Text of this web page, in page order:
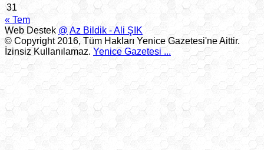
31
« Tem
Web Destek @ Az Bildik - Ali ŞIK
© Copyright 2016, Tüm Hakları Yenice Gazetesi'ne Aittir.
İzinsiz Kullanılamaz. Yenice Gazetesi ...